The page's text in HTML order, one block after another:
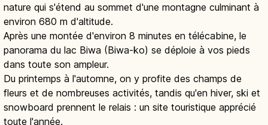
nature qui s'étend au sommet d'une montagne culminant à
environ 680 m d'altitude.
Après une montée d'environ 8 minutes en télécabine, le
panorama du lac Biwa (Biwa-ko) se déploie à vos pieds
dans toute son ampleur.
Du printemps à l'automne, on y profite des champs de
fleurs et de nombreuses activités, tandis qu'en hiver, ski et
snowboard prennent le relais : un site touristique apprécié
toute l'année.